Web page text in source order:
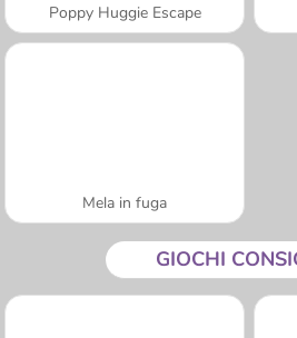
Poppy Huggie Escape
Mela in fuga
GIOCHI